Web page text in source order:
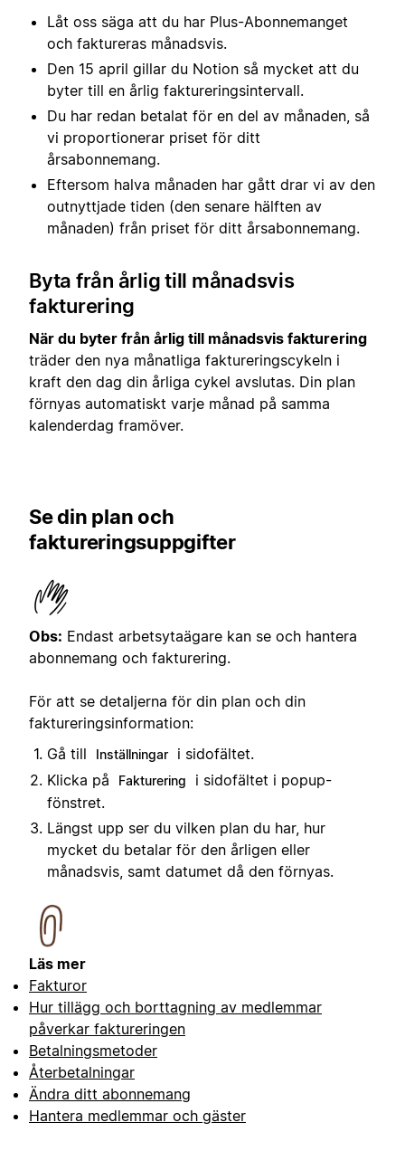
Låt oss säga att du har Plus-Abonnemanget
och faktureras månadsvis.
Den 15 april gillar du Notion så mycket att du
byter till en årlig faktureringsintervall.
Du har redan betalat för en del av månaden, så
vi proportionerar priset för ditt
årsabonnemang.
Eftersom halva månaden har gått drar vi av den
outnyttjade tiden (den senare hälften av
månaden) från priset för ditt årsabonnemang.
Byta från årlig till månadsvis
fakturering
När du byter från årlig till månadsvis fakturering
träder den nya månatliga faktureringscykeln i
kraft den dag din årliga cykel avslutas. Din plan
förnyas automatiskt varje månad på samma
kalenderdag framöver.
Se din plan och
faktureringsuppgifter
Obs: Endast arbetsytaägare kan se och hantera
abonnemang och fakturering.
För att se detaljerna för din plan och din
faktureringsinformation:
Gå till
Inställningar
i sidofältet.
Klicka på
Fakturering
i sidofältet i popup-
fönstret.
Längst upp ser du vilken plan du har, hur
mycket du betalar för den årligen eller
månadsvis, samt datumet då den förnyas.
Läs mer
Fakturor
Hur tillägg och borttagning av medlemmar
påverkar faktureringen
Betalningsmetoder
Återbetalningar
Ändra ditt abonnemang
Hantera medlemmar och gäster